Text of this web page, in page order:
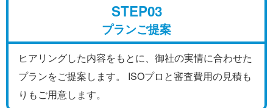
STEP03
プランご提案
ヒアリングした内容をもとに、御社の実情に合わせた
プランをご提案します。 ISOプロと審査費用の見積も
りもご用意します。